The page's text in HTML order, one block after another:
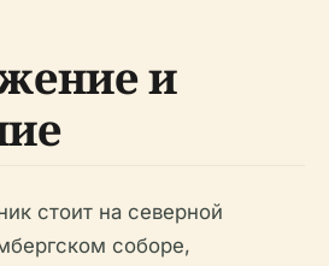
и
стоит на северной
соборе,